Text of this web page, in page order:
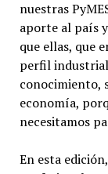
nuestras
aporte al país
que ellas, que
perfil
conocimiento,
economía,
necesitamos
En esta